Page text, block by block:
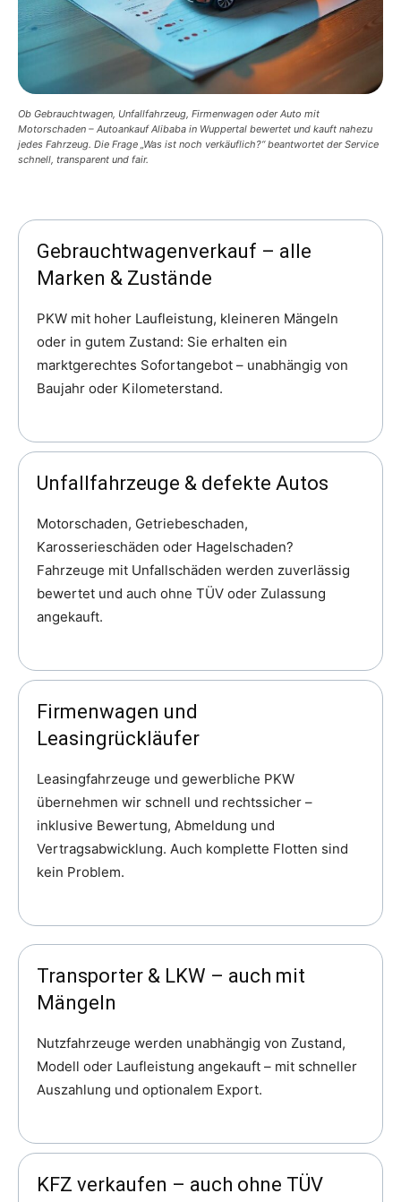
Ob Gebrauchtwagen, Unfallfahrzeug, Firmenwagen oder Auto mit
Motorschaden – Autoankauf Alibaba in Wuppertal bewertet und kauft nahezu
jedes Fahrzeug. Die Frage „Was ist noch verkäuflich?“ beantwortet der Service
schnell, transparent und fair.
Gebrauchtwagenverkauf – alle
Marken & Zustände
PKW mit hoher Laufleistung, kleineren Mängeln
oder in gutem Zustand: Sie erhalten ein
marktgerechtes Sofortangebot – unabhängig von
Baujahr oder Kilometerstand.
Unfallfahrzeuge & defekte Autos
Motorschaden, Getriebeschaden,
Karosserieschäden oder Hagelschaden?
Fahrzeuge mit Unfallschäden werden zuverlässig
bewertet und auch ohne TÜV oder Zulassung
angekauft.
Firmenwagen und
Leasingrückläufer
Leasingfahrzeuge und gewerbliche PKW
übernehmen wir schnell und rechtssicher –
inklusive Bewertung, Abmeldung und
Vertragsabwicklung. Auch komplette Flotten sind
kein Problem.
Transporter & LKW – auch mit
Mängeln
Nutzfahrzeuge werden unabhängig von Zustand,
Modell oder Laufleistung angekauft – mit schneller
Auszahlung und optionalem Export.
KFZ verkaufen – auch ohne TÜV